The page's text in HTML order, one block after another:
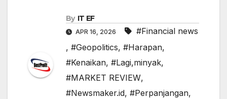
By IT EF
APR 16, 2026
#Financial news
, #Geopolitics, #Harapan,
#Kenaikan, #Lagi,minyak,
#MARKET REVIEW,
#Newsmaker.id, #Perpanjangan,